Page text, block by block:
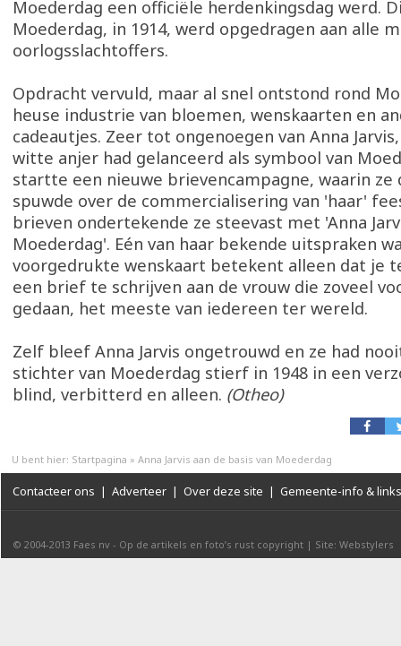
Moederdag een officiële herdenkingsdag werd.
Moederdag, in 1914, werd opgedragen aan alle
oorlogsslachtoffers.
Opdracht vervuld, maar al snel ontstond rond
heuse industrie van bloemen, wenskaarten en
cadeautjes. Zeer tot ongenoegen van Anna
witte anjer had gelanceerd als symbool van
startte een nieuwe brievencampagne, waarin ze
spuwde over de commercialisering van 'haar'
brieven ondertekende ze steevast met 'Anna
Moederdag'. Eén van haar bekende uitspraken
voorgedrukte wenskaart betekent alleen dat je
een brief te schrijven aan de vrouw die zoveel
gedaan, het meeste van iedereen ter wereld.
Zelf bleef Anna Jarvis ongetrouwd en ze had
stichter van Moederdag stierf in 1948 in een
blind, verbitterd en alleen. (Otheo)
U bent hier: Startpagina » Anna Jarvis aan de basis van Moederdag
Contacteer ons | Adverteer | Over deze site | Gemeente-info & links
© 2004-2013 Faes nv - Op de artikels en foto’s rust copyright | Site: Webstylers